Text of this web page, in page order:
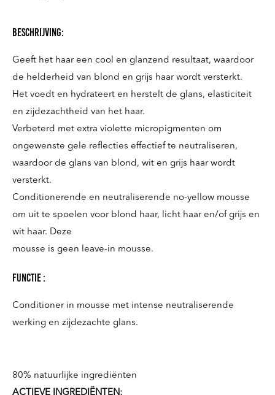
Beschrijving:
Geeft het haar een cool en glanzend resultaat, waardoor
de helderheid van blond en grijs haar wordt versterkt.
Het voedt en hydrateert en herstelt de glans, elasticiteit
en zijdezachtheid van het haar.
Verbeterd met extra violette micropigmenten om
ongewenste gele reflecties effectief te neutraliseren,
waardoor de glans van blond, wit en grijs haar wordt
versterkt.
Conditionerende en neutraliserende no-yellow mousse
om uit te spoelen voor blond haar, licht haar en/of grijs en
wit haar. Deze
mousse is geen leave-in mousse.
Functie :
Conditioner in mousse met intense neutraliserende
werking en zijdezachte glans.
80% natuurlijke ingrediënten
ACTIEVE INGREDIËNTEN: